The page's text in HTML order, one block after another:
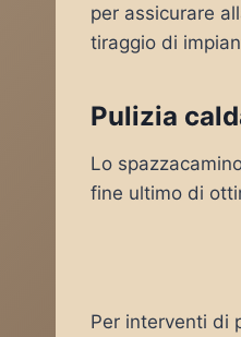
per assicurare
tiraggio di
Pulizia
Lo
fine ultimo di
Per interventi di